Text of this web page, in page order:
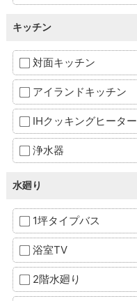
キッチン
対面キッチン
アイランドキッチン
IHクッキングヒーター
浄水器
水廻り
1坪タイプバス
浴室TV
2階水廻り